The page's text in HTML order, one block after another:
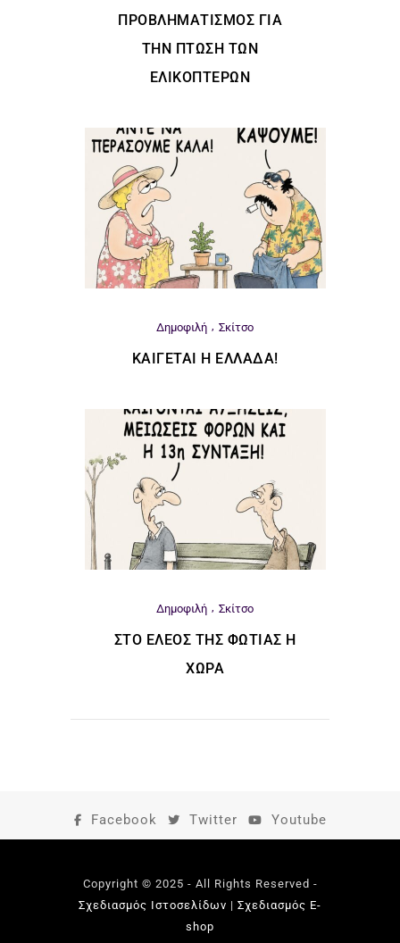
ΠΡΟΒΛΗΜΑΤΙΣΜΌΣ ΓΙΑ
ΤΗΝ ΠΤΏΣΗ ΤΩΝ
ΕΛΙΚΟΠΤΈΡΩΝ
Δημοφιλή Σκίτσο
ΚΑΊΓΕΤΑΙ Η ΕΛΛΆΔΑ!
Δημοφιλή Σκίτσο
ΣΤΟ ΈΛΕΟΣ ΤΗΣ ΦΩΤΙΆΣ Η
ΧΏΡΑ
Facebook Twitter Youtube
Copyright © 2025 - All Rights Reserved -
Σχεδιασμός Ιστοσελίδων | Σχεδιασμός E-
shop